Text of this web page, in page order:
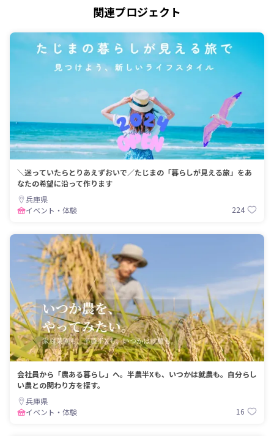
関連プロジェクト
＼迷っていたらとりあえずおいで／たじまの「暮らしが見える旅」をあ
なたの希望に沿って作ります
兵庫県
イベント・体験
224
会社員から「農ある暮らし」へ。半農半Xも、いつかは就農も。自分らし
い農との関わり方を探す。
兵庫県
イベント・体験
16